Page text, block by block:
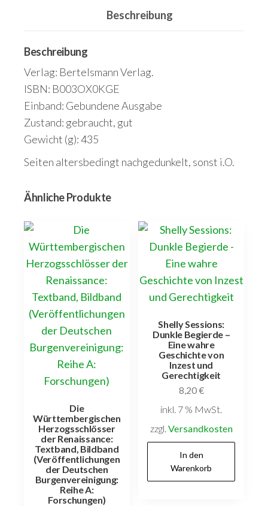
Beschreibung
Beschreibung
Verlag: Bertelsmann Verlag.
ISBN: B003OX0KGE
Einband: Gebundene Ausgabe
Zustand: gebraucht, gut
Gewicht (g): 435
Seiten altersbedingt nachgedunkelt, sonst i.O.
Ähnliche Produkte
Die
Württembergischen
Herzogsschlösser
der Renaissance:
Textband, Bildband
(Veröffentlichungen
der Deutschen
Burgenvereinigung:
Reihe A:
Forschungen)
Shelly Sessions:
Dunkle Begierde –
Eine wahre
Geschichte von
Inzest und
Gerechtigkeit
8,20€
inkl. 7 % MwSt.
zzgl. Versandkosten
In den
Warenkorb